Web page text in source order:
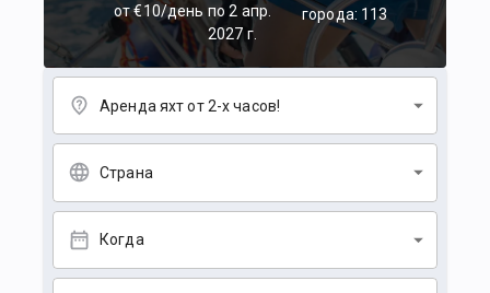
от €10/день по 2 апр.
2027 г.
города: 113
Аренда яхт от 2-х часов!
Страна
Когда